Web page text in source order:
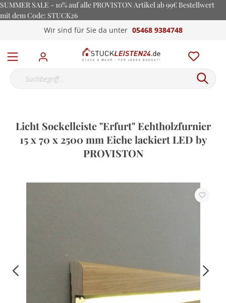
SUMMER SALE - 10% auf alle PROVISTON Artikel ab 99€ Bestellwert
mit dem Code: STUCK26
Wir sind für Sie da unter 05468 9384748
Licht Sockelleiste "Erfurt" Echtholzfurnier
15 x 70 x 2500 mm Eiche lackiert LED by
PROVISTON